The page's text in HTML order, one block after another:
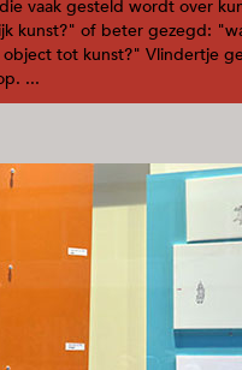
vaak gesteld wordt over
kunst?" of beter gezegd:
tot kunst?" Vlindertje
...